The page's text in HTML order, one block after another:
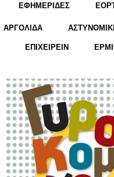
ΕΦΗΜΕΡΙΔΕΣ
ΑΡΓΟΛΙΔΑ
ΕΠΙΧΕΙΡΕΙΝ